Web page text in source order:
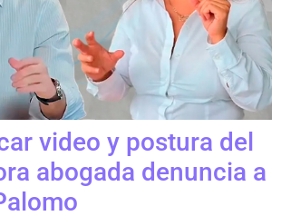
video y postura del
abogada denuncia a